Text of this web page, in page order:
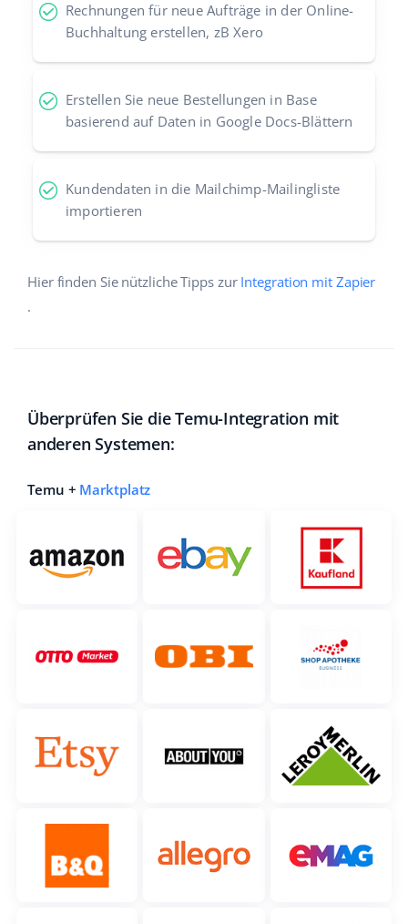
Rechnungen für neue Aufträge in der Online-
Buchhaltung erstellen, zB Xero
Erstellen Sie neue Bestellungen in Base
basierend auf Daten in Google Docs-Blättern
Kundendaten in die Mailchimp-Mailingliste
importieren
Hier finden Sie nützliche Tipps zur Integration mit Zapier
.
Überprüfen Sie die Temu-Integration mit
anderen Systemen:
Temu + Marktplatz